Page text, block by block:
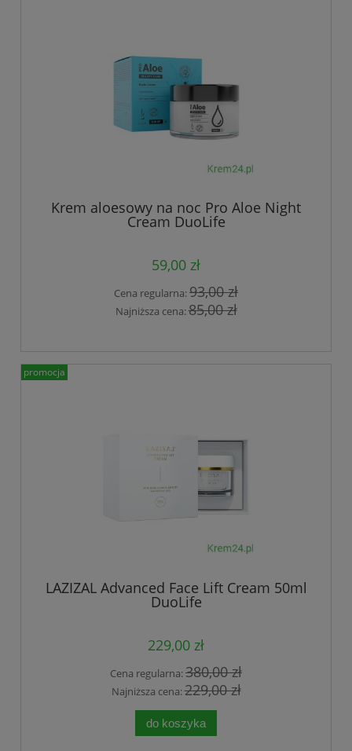
Krem aloesowy na noc Pro Aloe Night
Cream DuoLife
59,00 zł
Cena regularna:93,00 zł
Najniższa cena:85,00 zł
LAZIZAL Advanced Face Lift Cream 50ml
DuoLife
229,00 zł
Cena regularna:380,00 zł
Najniższa cena:229,00 zł
do koszyka
promocja